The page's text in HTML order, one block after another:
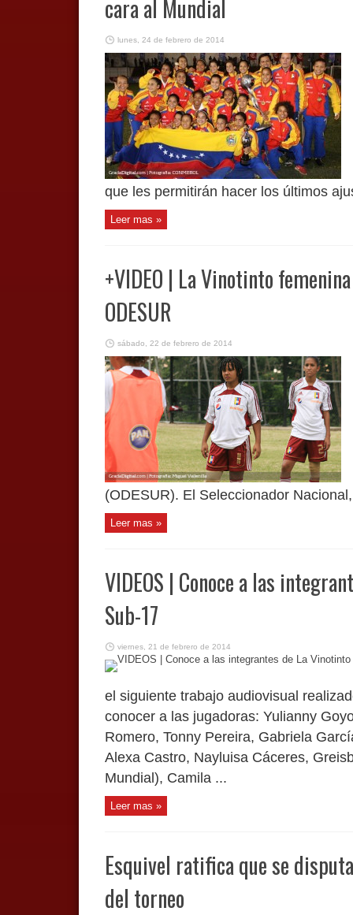
cara al Mundial
lunes, 24 de febrero de 2014
que les permitirán hacer los últimos
Leer mas »
+VIDEO | La Vinotinto
ODESUR
sábado, 22 de febrero de 2014
(ODESUR). El Seleccionador
Leer mas »
VIDEOS | Conoce a las
Sub-17
viernes, 21 de febrero de 2014
el siguiente trabajo audiovisual
conocer a las jugadoras: Yulianny
Romero, Tonny Pereira, Gabriela
Alexa Castro, Nayluisa Cáceres,
Mundial), Camila ...
Leer mas »
Esquivel ratifica que se
del torneo